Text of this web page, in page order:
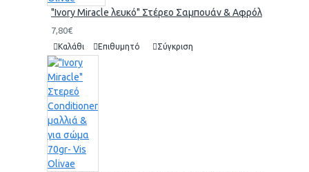
"Ivory Miracle λευκό" Στέρεο Σαμπουάν & Αφρόλουτρο
7,80€
Καλάθι Επιθυμητό Σύγκριση